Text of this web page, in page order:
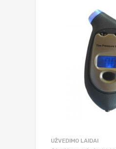
UŽVEDIMO LAIDAI